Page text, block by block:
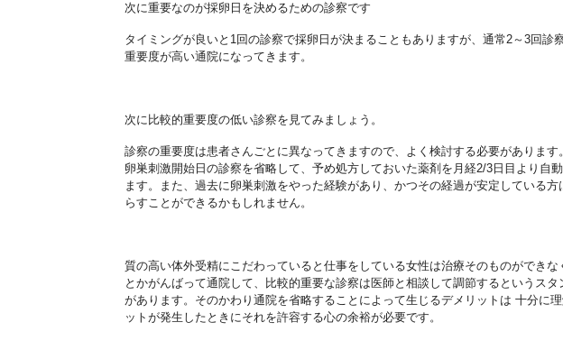
次に重要なのが採卵日を決めるための診察です
タイミングが良いと 1回の診察で採卵日が決まることもありますが、通常2～ 3回診
重要度が高い通院になってきます。
次に比較的重要度の低い診察を見てみましょう。
診察の重要度は患者さんごとに異なってきますので、よく検討する必要があります。
卵巣刺激開始日の診察を省略して、予め処方しておいた薬剤を月経2/3日目より自
ます。
また、過去に卵巣刺激をやった経験があり、 かつその経過が安定している方
らすことができるかもしれま せん。
質の高い体外受精にこだわっていると仕事をしている女性は治療そのものができな
とかがんばって通院して、比較的重要な診察は医師と相談して調節するというスタ
があります。 そのかわり通院を省略すること によって生じるデメリットは 十分に
ットが発生した ときにそれを許容する心の余裕が必要です。